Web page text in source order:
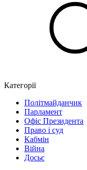
Категорії
Політмайданчик
Парламент
Офіс Президента
Право і суд
Кабмін
Війна
Досьє